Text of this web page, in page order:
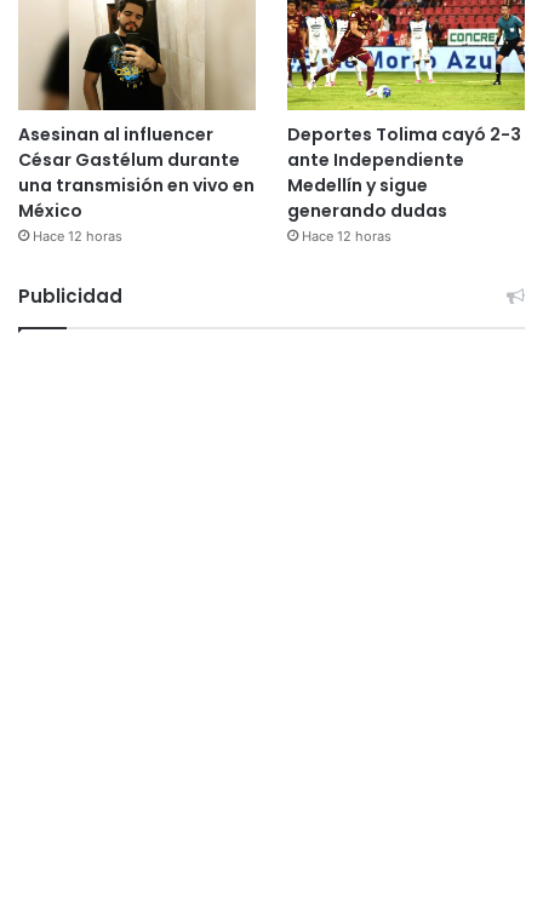
Asesinan al influencer
César Gastélum durante
una transmisión en vivo en
México
Hace 12 horas
Deportes Tolima cayó 2-3
ante Independiente
Medellín y sigue
generando dudas
Hace 12 horas
Publicidad